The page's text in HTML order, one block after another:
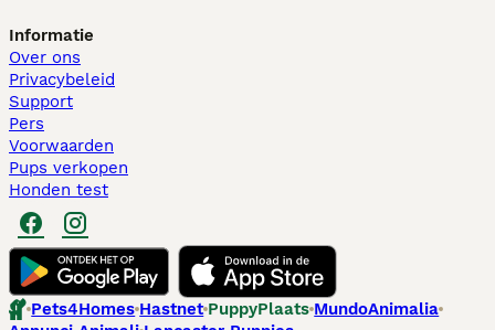
Informatie
Over ons
Privacybeleid
Support
Pers
Voorwaarden
Pups verkopen
Honden test
Pets4Homes Hastnet PuppyPlaats MundoAnimalia